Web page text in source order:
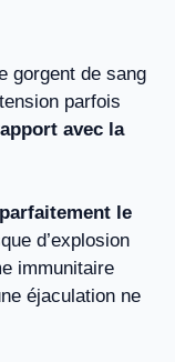
gorgent de sang
parfois
avec la
le
d’explosion
immunitaire
éjaculation ne